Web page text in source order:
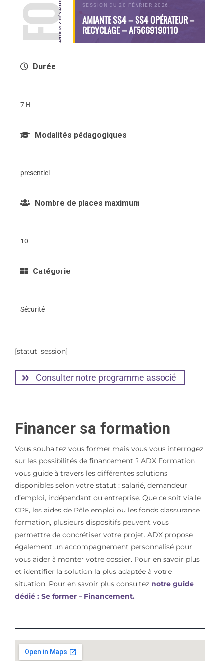
SESSION DU 20 FÉVRIER 2026
AMIANTE SS4 – SS4 OPÉRATEUR –
RECYCLAGE – AF5669190110
Durée
7 H
Modalités pédagogiques
presentiel
Nombre de places maximum
10
Catégorie
Sécurité
[statut_session]
Consulter notre programme associé
Financer sa formation
Vous souhaitez vous former mais vous vous interrogez
sur les possibilités de financement ? ADX Formation
vous guide à travers les différentes solutions
disponibles selon votre statut : salarié, demandeur
d’emploi, indépendant ou entreprise. Que ce soit via le
CPF, les aides de Pôle emploi ou les fonds d’assurance
formation, plusieurs dispositifs peuvent vous
permettre de concrétiser votre projet. ADX propose
également un accompagnement personnalisé pour
vous aider à monter votre dossier. Pour en savoir plus
et identifier la solution la plus adaptée à votre
situation. Pour en savoir plus consulteznotre guide
dédié : Se former – Financement.